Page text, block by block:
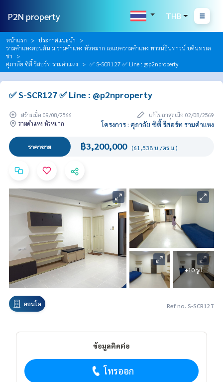
P2N property THB
หน้าแรก
ประกาศแนะนำ
รามคำแหงตอนต้น ม.รามคำแหง หัวหมาก เอแบครามคำแหง ทาวน์อินทาวน์ บดินทรเด
ชา
ศุภาลัย ซิตี้ รีสอร์ท รามคำแหง
✅ S-SCR127 ✅ Line : @p2nproperty
✅ S-SCR127 ✅ Line : @p2nproperty
สร้างเมื่อ 09/08/2566
แก้ไขล่าสุดเมื่อ 02/08/2569
รามคำแหง หัวหมาก
โครงการ : ศุภาลัย ซิตี้ รีสอร์ท รามคำแหง
ราคาขาย ฿3,200,000 (61,538 บ./ตร.ม.)
+10 รูป
คอนโด Ref no. S-SCR127
ข้อมูลติดต่อ
โทรออก